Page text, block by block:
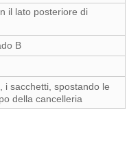
il lato posteriore di
B
i sacchetti, spostando le
della cancelleria